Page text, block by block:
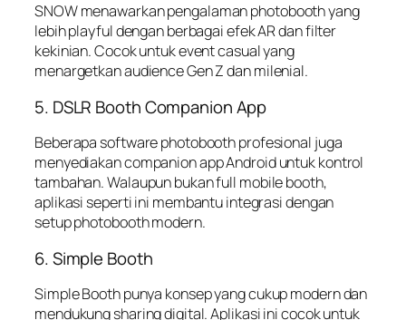
SNOW menawarkan pengalaman photobooth yang
lebih playful dengan berbagai efek AR dan filter
kekinian. Cocok untuk event casual yang
menargetkan audience Gen Z dan milenial.
5. DSLR Booth Companion App
Beberapa software photobooth profesional juga
menyediakan companion app Android untuk kontrol
tambahan. Walaupun bukan full mobile booth,
aplikasi seperti ini membantu integrasi dengan
setup photobooth modern.
6. Simple Booth
Simple Booth punya konsep yang cukup modern dan
mendukung sharing digital. Aplikasi ini cocok untuk